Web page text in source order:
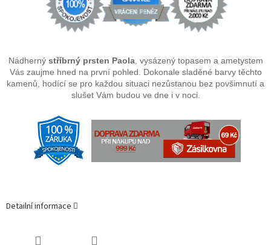
Nádherný stříbrný prsten Paola, vysázený topasem a ametystem
Vás zaujme hned na první pohled. Dokonale sladěné barvy těchto
kamenů, hodící se pro každou situaci nezůstanou bez povšimnutí a
slušet Vám budou ve dne i v noci.
Detailní informace